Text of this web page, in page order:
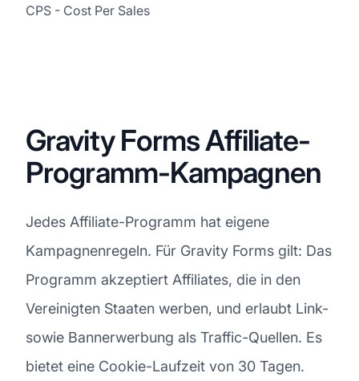
CPS - Cost Per Sales
Gravity Forms Affiliate-
Programm-Kampagnen
Jedes Affiliate-Programm hat eigene
Kampagnenregeln. Für Gravity Forms gilt: Das
Programm akzeptiert Affiliates, die in den
Vereinigten Staaten werben, und erlaubt Link-
sowie Bannerwerbung als Traffic-Quellen. Es
bietet eine Cookie-Laufzeit von 30 Tagen.